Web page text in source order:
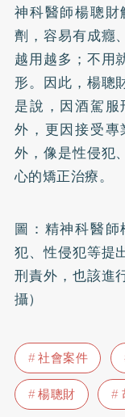
神科醫師楊聰
劑，容易有成癮
越用越多；不用
形。因此，楊聰
是說，因酒駕
外，更因接受
外，像是性侵犯
心的矯正治療。
圖：精神科醫
犯、性侵犯等提
刑責外，也該進
攝）
社會案件
楊聰財